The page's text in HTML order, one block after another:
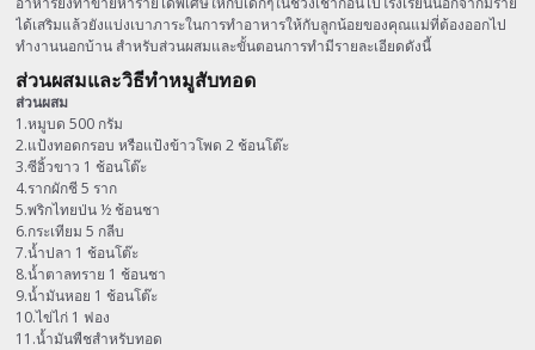
ได้เสริมแล้วยังแบ่งเบาภาระในการทำอาหารให้กับลูกน้อยของคุณแม่ที่ต้องออกไป
ทำงานนอกบ้าน สำหรับส่วนผสมและขั้นตอนการทำมีรายละเอียดดังนี้
ส่วนผสมและวิธีทำหมูสับทอด
ส่วนผสม
1.หมูบด 500 กรัม
2.แป้งทอดกรอบ หรือแป้งข้าวโพด 2 ช้อนโต๊ะ
3.ซีอิ้วขาว 1 ช้อนโต๊ะ
4.รากผักชี 5 ราก
5.พริกไทยป่น ½ ช้อนชา
6.กระเทียม 5 กลีบ
7.น้ำปลา 1 ช้อนโต๊ะ
8.น้ำตาลทราย 1 ช้อนชา
9.น้ำมันหอย 1 ช้อนโต๊ะ
10.ไข่ไก่ 1 ฟอง
11.น้ำมันพืชสำหรับทอด